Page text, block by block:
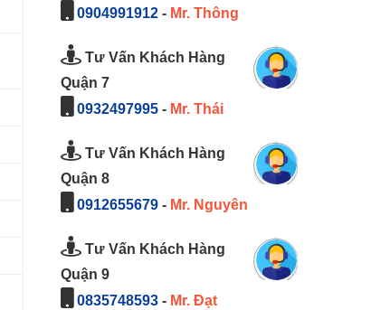
0904991912- Mr. Thông
Tư Vấn Khách Hàng
Quận 7
0932497995- Mr. Thái
Tư Vấn Khách Hàng
Quận 8
0912655679- Mr. Nguyên
Tư Vấn Khách Hàng
Quận 9
0835748593- Mr. Đạt